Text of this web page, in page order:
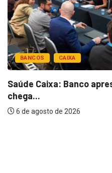
BANCOS CAIXA
Saúde Caixa: Banco
chega...
6 de agosto de 2026